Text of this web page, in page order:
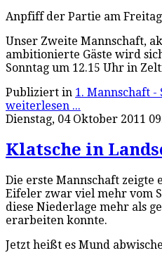
Anpfiff der Partie am
Unser Zweite Mannschaft,
ambitionierte Gäste wird
Sonntag um 12.15 Uhr in
Publiziert in 1. Mannschaft
weiterlesen ...
Dienstag, 04 Oktober 2011
Klatsche in
Die erste Mannschaft zeigte
Eifeler zwar viel mehr vom
diese Niederlage mehr als
erarbeiten konnte.
Jetzt heißt es Mund